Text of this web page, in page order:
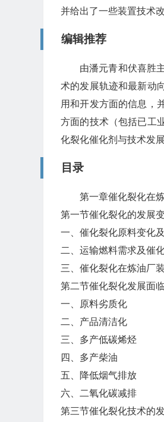
并给出了一些装置技术
编辑推荐
由潘元青和伏喜胜
术的发展轨迹和最新动
用和开发方面的信息，
方面的技术（包括已工
化裂化催化剂与技术发展
目录
第一章催化裂化在
第一节催化裂化的发展
一、催化裂化原料变化
二、运输燃料需求及催
三、催化裂化在炼油厂
第二节催化裂化发展面
一、原料劣质化
二、产品清洁化
三、多产低碳烯烃
四、多产柴油
五、降低烟气排放
六、二氧化碳减排
第三节催化裂化技术的